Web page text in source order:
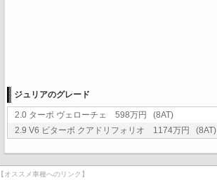
ジュリアのグレード
2.0 ターボ ヴェローチェ 598万円 (8AT)
2.9 V6 ビターボ クアドリフォリオ 1174万円 (8AT)
【オススメ車種へのリンク】